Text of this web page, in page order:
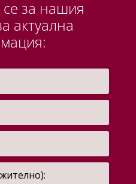
за нашия
актуална